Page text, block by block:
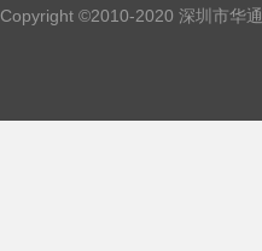
Copyright ©2010-2020 深圳市华